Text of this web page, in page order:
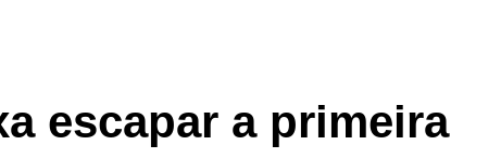
escapar a primeira